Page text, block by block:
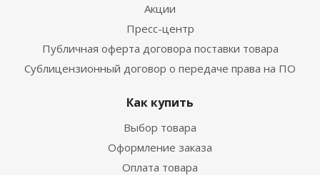
Акции
Пресс-центр
Публичная оферта договора поставки товара
Сублицензионный договор о передаче права на ПО
Как купить
Выбор товара
Оформление заказа
Оплата товара